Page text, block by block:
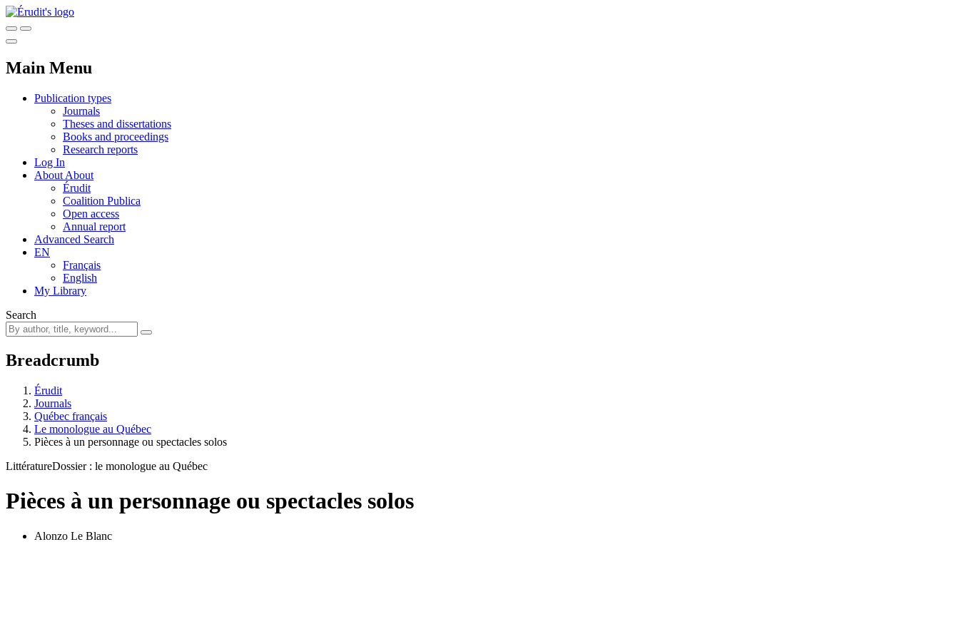
Main Menu
Publication types
Journals
Theses and dissertations
Books and proceedings
Research reports
Log In
About About
Érudit
Coalition Publica
Open access
Annual report
Advanced Search
EN
Français
English
My Library
Search
Breadcrumb
Érudit
Journals
Québec français
Le monologue au Québec
Pièces à un personnage ou spectacles solos
LittératureDossier : le monologue au Québec
Pièces à un personnage ou spectacles solos
Alonzo Le Blanc